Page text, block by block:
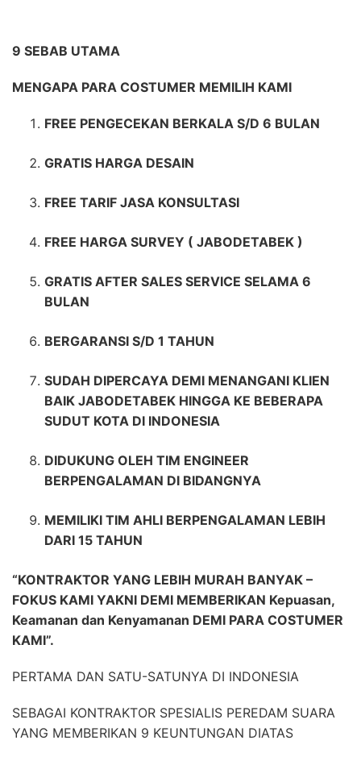
9 SEBAB UTAMA
MENGAPA PARA COSTUMER MEMILIH KAMI
FREE PENGECEKAN BERKALA S/D 6 BULAN
GRATIS HARGA DESAIN
FREE TARIF JASA KONSULTASI
FREE HARGA SURVEY ( JABODETABEK )
GRATIS AFTER SALES SERVICE SELAMA 6
BULAN
BERGARANSI S/D 1 TAHUN
SUDAH DIPERCAYA DEMI MENANGANI KLIEN
BAIK JABODETABEK HINGGA KE BEBERAPA
SUDUT KOTA DI INDONESIA
DIDUKUNG OLEH TIM ENGINEER
BERPENGALAMAN DI BIDANGNYA
MEMILIKI TIM AHLI BERPENGALAMAN LEBIH
DARI 15 TAHUN
“KONTRAKTOR YANG LEBIH MURAH BANYAK –
FOKUS KAMI YAKNI DEMI MEMBERIKAN Kepuasan,
Keamanan dan Kenyamanan DEMI PARA COSTUMER
KAMI”.
PERTAMA DAN SATU-SATUNYA DI INDONESIA
SEBAGAI KONTRAKTOR SPESIALIS PEREDAM SUARA
YANG MEMBERIKAN 9 KEUNTUNGAN DIATAS